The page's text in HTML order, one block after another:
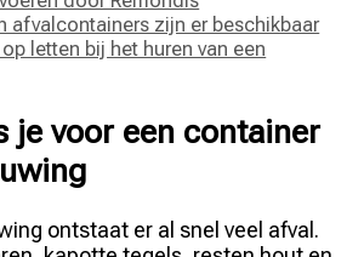
afvalcontainers zijn er beschikbaar
letten bij het huren van een
je voor een container
ontstaat er al snel veel afval.